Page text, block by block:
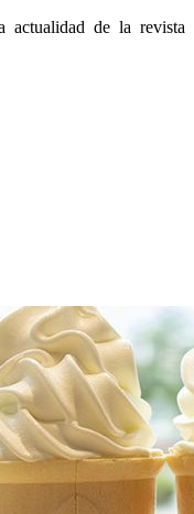
actualidad de la revista